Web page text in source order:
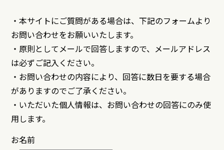
・本サイトにご質問がある場合は、下記のフォームより
お問い合わせをお願いいたします。
・原則としてメールで回答しますので、メールアドレス
は必ずご記入ください。
・お問い合わせの内容により、回答に数日を要する場合
がありますのでご了承ください。
・いただいた個人情報は、お問い合わせの回答にのみ使
用します。
お名前